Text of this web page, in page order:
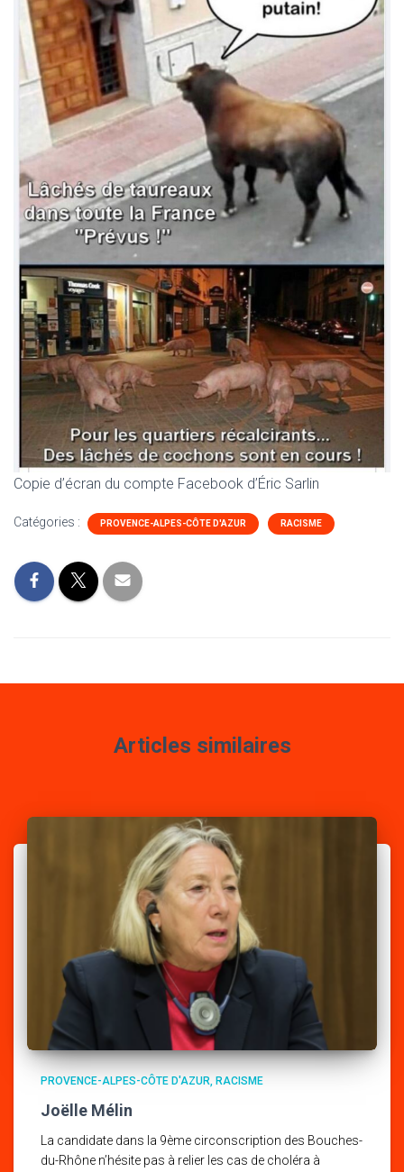
Copie d’écran du compte Facebook d’Éric Sarlin
Catégories : PROVENCE-ALPES-CÔTE D'AZUR RACISME
Articles similaires
PROVENCE-ALPES-CÔTE D'AZUR RACISME
Joëlle Mélin
La candidate dans la 9ème circonscription des Bouches-
du-Rhône n’hésite pas à relier les cas de choléra à